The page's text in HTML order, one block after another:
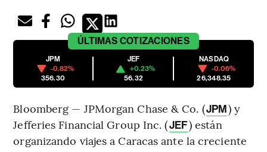
ÚLTIMAS COTIZACIONES
JPM
-0.82%
356.30
JEF
+0.23%
56.32
NASDAQ
-0.06%
26,348.35
Bloomberg — JPMorgan Chase & Co. (JPM) y
Jefferies Financial Group Inc. (JEF) están
organizando viajes a Caracas ante la creciente